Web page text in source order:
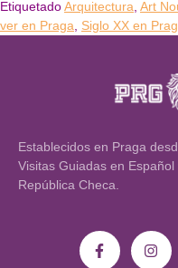
EtiquetadoArquitectura, Art
ver en Praga, Siglo XX en
Establecidos en Praga
Visitas Guiadas en
República Checa.